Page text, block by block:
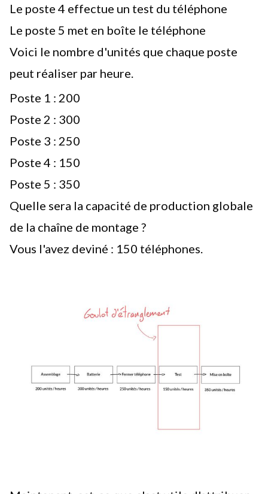
Le poste 4 effectue un test du téléphone
Le poste 5 met en boîte le téléphone
Voici le nombre d'unités que chaque poste
peut réaliser par heure.
Poste 1 : 200
Poste 2 : 300
Poste 3 : 250
Poste 4 : 150
Poste 5 : 350
Quelle sera la capacité de production globale
de la chaîne de montage ?
Vous l'avez deviné : 150 téléphones.